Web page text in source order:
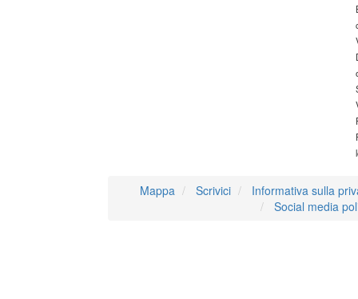
Mappa Scrivici
Informativa sulla
Social media